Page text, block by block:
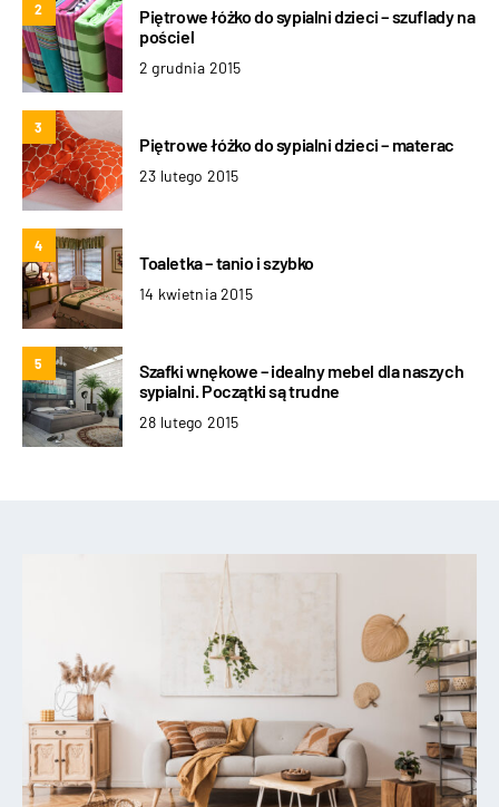
2
Piętrowe łóżko do sypialni dzieci – szuflady na
pościel
2 grudnia 2015
3
Piętrowe łóżko do sypialni dzieci – materac
23 lutego 2015
4
Toaletka – tanio i szybko
14 kwietnia 2015
5
Szafki wnękowe – idealny mebel dla naszych
sypialni. Początki są trudne
28 lutego 2015